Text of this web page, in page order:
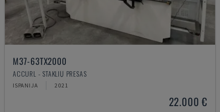
M37-63TX2000
ACCURL - STAKLIŲ PRESAS
ISPANIJA 2021
22.000 €